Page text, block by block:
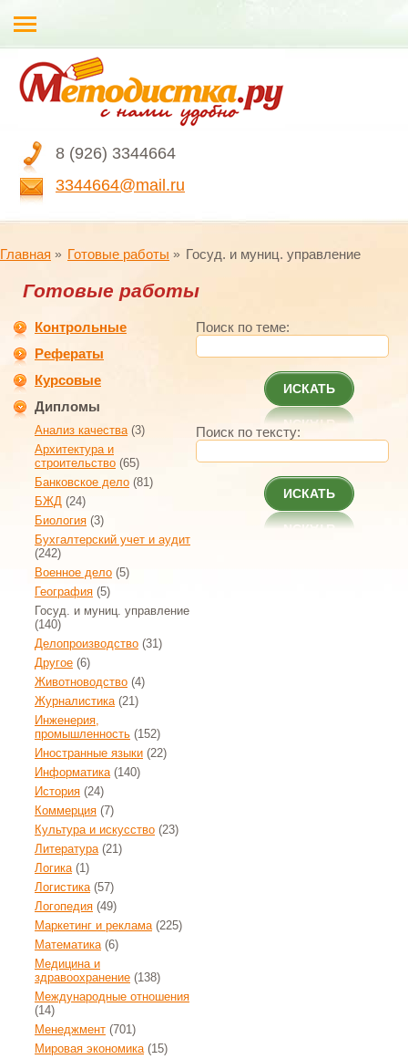
8 (926) 3344664
3344664@mail.ru
Главная Готовые работы Госуд. и муниц. управление
Готовые работы
Контрольные
Рефераты
Курсовые
Дипломы
Анализ качества(3)
Архитектура и
строительство (65)
Банковское дело (81)
БЖД (24)
Биология (3)
Бухгалтерский учет и аудит
(242)
Военное дело (5)
География (5)
Госуд. и муниц. управление
(140)
Делопроизводство (31)
Другое (6)
Животноводство (4)
Журналистика(21)
Инженерия,
промышленность (152)
Иностранные языки (22)
Информатика(140)
История (24)
Коммерция (7)
Культура и искусство (23)
Литература(21)
Логика(1)
Логистика(57)
Логопедия (49)
Маркетинг и реклама(225)
Математика(6)
Медицина и
здравоохранение (138)
Международные отношения
(14)
Менеджмент (701)
Мировая экономика(15)
Поиск по теме:
ИСКАТЬ
Поиск по тексту:
ИСКАТЬ